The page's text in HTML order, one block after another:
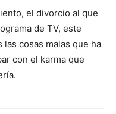
el divorcio al que
de TV, este
cosas malas que ha
con el karma que